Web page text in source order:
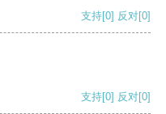
支持[0] 反对[0]
支持[0] 反对[0]